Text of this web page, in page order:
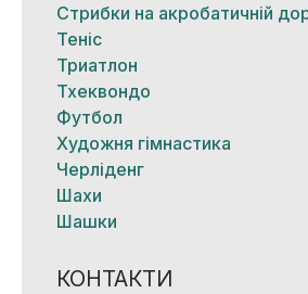
Стрибки на акробатичній
Теніс
Триатлон
Тхеквондо
Футбол
Художня гімнастика
Черліденг
Шахи
Шашки
КОНТАКТИ